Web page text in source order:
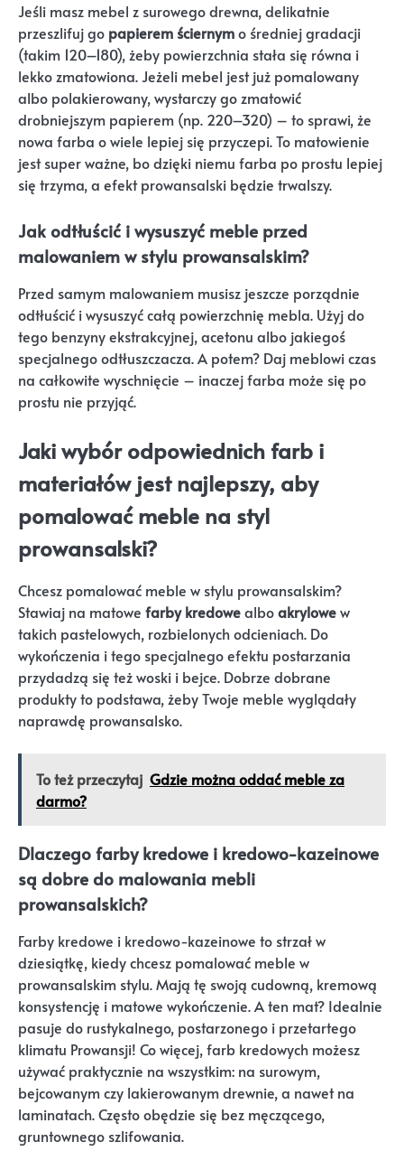
Jeśli masz mebel z surowego drewna, delikatnie
przeszlifuj go papierem ściernymo średniej gradacji
(takim 120–180), żeby powierzchnia stała się równa i
lekko zmatowiona. Jeżeli mebel jest już pomalowany
albo polakierowany, wystarczy go zmatowić
drobniejszym papierem (np. 220–320) – to sprawi, że
nowa farba o wiele lepiej się przyczepi. To matowienie
jest super ważne, bo dzięki niemu farba po prostu lepiej
się trzyma, a efekt prowansalski będzie trwalszy.
Jak odtłuścić i wysuszyć meble przed
malowaniem w stylu prowansalskim?
Przed samym malowaniem musisz jeszcze porządnie
odtłuścić i wysuszyć całą powierzchnię mebla. Użyj do
tego benzyny ekstrakcyjnej, acetonu albo jakiegoś
specjalnego odtłuszczacza. A potem? Daj meblowi czas
na całkowite wyschnięcie – inaczej farba może się po
prostu nie przyjąć.
Jaki wybór odpowiednich farb i
materiałów jest najlepszy, aby
pomalować meble na styl
prowansalski?
Chcesz pomalować meble w stylu prowansalskim?
Stawiaj na matowe farby kredowealboakrylowew
takich pastelowych, rozbielonych odcieniach. Do
wykończenia i tego specjalnego efektu postarzania
przydadzą się też woski i bejce. Dobrze dobrane
produkty to podstawa, żeby Twoje meble wyglądały
naprawdę prowansalsko.
To też przeczytaj Gdzie można oddać meble za
darmo?
Dlaczego farby kredowe i kredowo-kazeinowe
są dobre do malowania mebli
prowansalskich?
Farby kredowe i kredowo-kazeinowe to strzał w
dziesiątkę, kiedy chcesz pomalować meble w
prowansalskim stylu. Mają tę swoją cudowną, kremową
konsystencję i matowe wykończenie. A ten mat? Idealnie
pasuje do rustykalnego, postarzonego i przetartego
klimatu Prowansji! Co więcej, farb kredowych możesz
używać praktycznie na wszystkim: na surowym,
bejcowanym czy lakierowanym drewnie, a nawet na
laminatach. Często obędzie się bez męczącego,
gruntownego szlifowania.